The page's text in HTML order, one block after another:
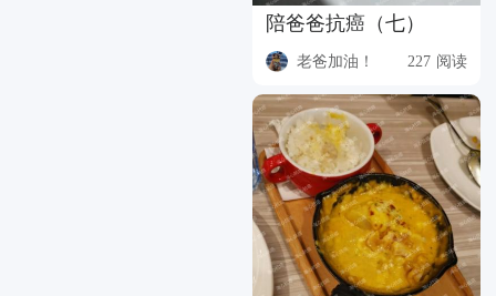
陪爸爸抗癌（七）
老爸加油！ 227 阅读